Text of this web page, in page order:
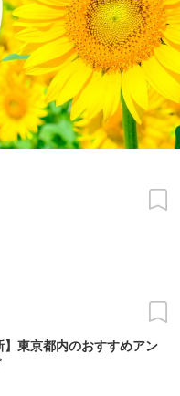
】東京都内のおすすめアン